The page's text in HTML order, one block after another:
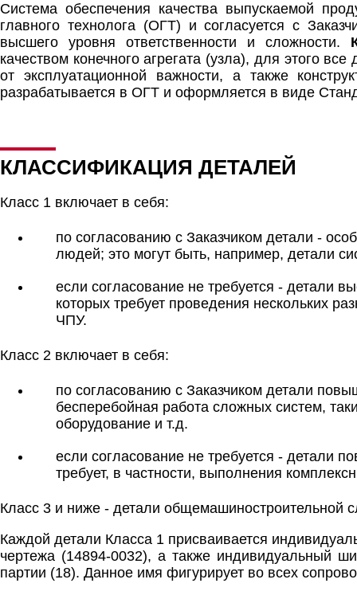
Система обеспечения качества выпускаемой
главного технолога (ОГТ) и согласуется с
высшего уровня ответственности и сложности.
качеством конечного агрегата (узла), для этого
от эксплуатационной важности, а также
разрабатывается в ОГТ и оформляется в виде
КЛАССИФИКАЦИЯ ДЕТАЛЕЙ
Класс 1 включает в себя:
по согласованию с Заказчиком детали -
людей; это могут быть, например, детали
если согласование не требуется - детали
которых требует проведения нескольких
ЧПУ.
Класс 2 включает в себя:
по согласованию с Заказчиком детали
бесперебойная работа сложных систем,
оборудование и т.д.
если согласование не требуется - детали
требует, в частности, выполнения
Класс 3 и ниже - детали общемашиностроительной
Каждой детали Класса 1 присваивается
чертежа (14894-0032), а также индивидуальный
партии (18). Данное имя фигурирует во всех